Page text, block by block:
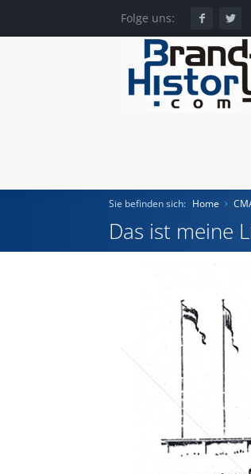
Folge uns:
Einst und Heute
Konzerne
Sie befinden sich: Home
Das ist meine